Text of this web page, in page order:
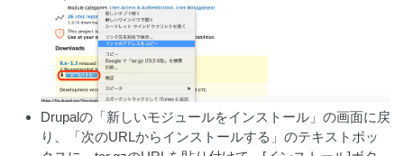
Drupalの「新しいモジュールをインストール」の画面に戻
り、「次のURLからインストールする」のテキストボッ